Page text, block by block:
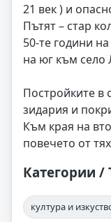
21 век ) и
Пътят – стар
50-те години
на юг към село
Постройките в
зидария и
Към края на
повечето от
Категории /
култура и